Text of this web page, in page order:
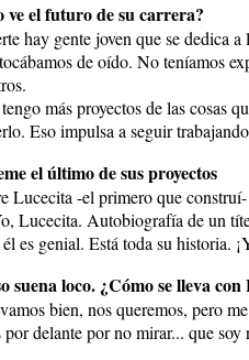
ve el futuro de su carrera?
hay gente joven que se dedica
de oído. No teníamos
más proyectos de las cosas
Eso impulsa a seguir
el último de sus proyectos
Lucecita -el primero que
Lucecita. Autobiografía de un
es genial. Está toda su historia.
suena loco. ¿Cómo se lleva
bien, nos queremos, pero
por delante por no mirar... que